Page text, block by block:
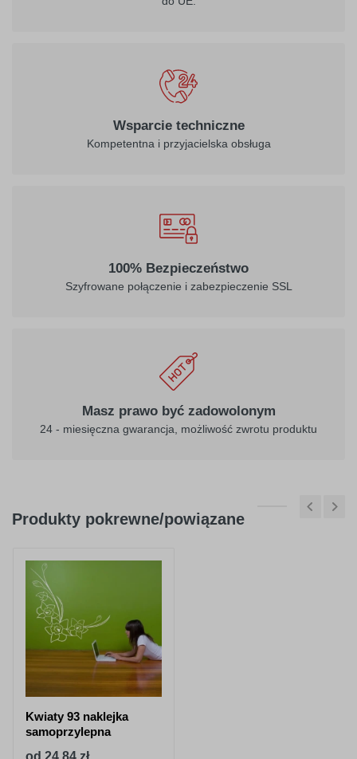
Wsparcie techniczne
Kompetentna i przyjacielska obsługa
100% Bezpieczeństwo
Szyfrowane połączenie i zabezpieczenie SSL
Masz prawo być zadowolonym
24 - miesięczna gwarancja, możliwość zwrotu produktu
Produkty pokrewne/powiązane
Kwiaty 93 naklejka
samoprzylepna